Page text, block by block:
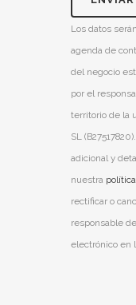
Los datos
agenda de
del negocio
por el
territorio de la
SL
adicional y
nuestra
rectificar o
responsable
electrónico en